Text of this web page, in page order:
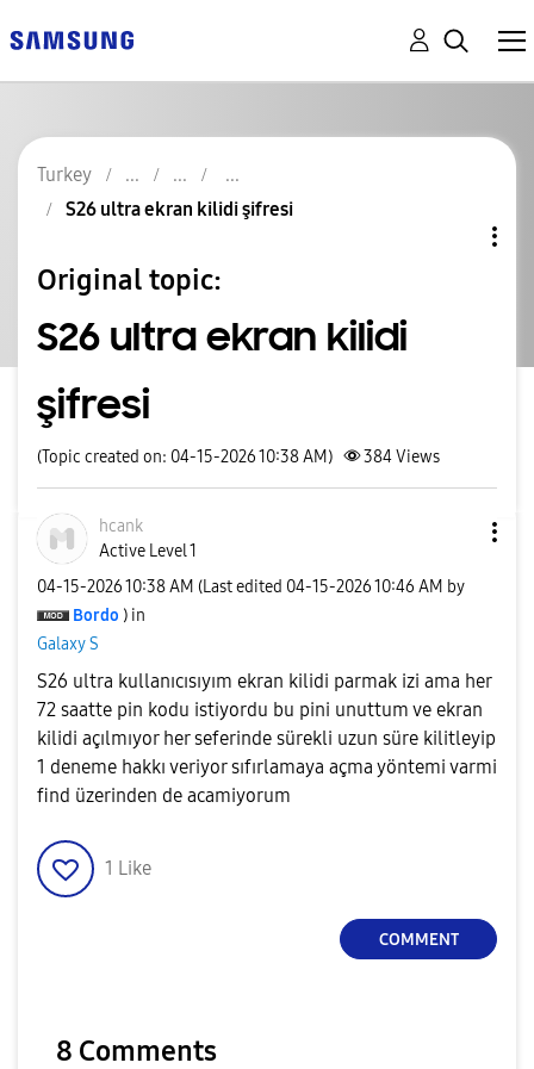
Turkey
S26 ultra ekran kilidi şifresi
Original topic:
S26 ultra ekran kilidi
şifresi
(Topic created on: 04-15-2026 10:38 AM) 384Views
hcank
Active Level 1
‎04-15-202610:38 AM (Last edited ‎04-15-202610:46 AM by
Bordo ) in
Galaxy S
S26 ultra kullanıcısıyım ekran kilidi parmak izi ama her
72 saatte pin kodu istiyordu bu pini unuttum ve ekran
kilidi açılmıyor her seferinde sürekli uzun süre kilitleyip
1 deneme hakkı veriyor sıfırlamaya açma yöntemi varmi
find üzerinden de acamiyorum
1 Like
COMMENT
8 Comments